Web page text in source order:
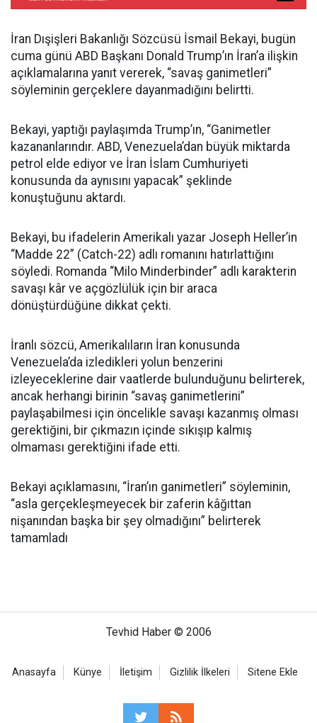
İran Dışişleri Bakanlığı Sözcüsü İsmail Bekayi, bugün
cuma günü ABD Başkanı Donald Trump’ın İran’a ilişkin
açıklamalarına yanıt vererek, “savaş ganimetleri”
söyleminin gerçeklere dayanmadığını belirtti.
Bekayi, yaptığı paylaşımda Trump’ın, “Ganimetler
kazananlarındır. ABD, Venezuela’dan büyük miktarda
petrol elde ediyor ve İran İslam Cumhuriyeti
konusunda da aynısını yapacak” şeklinde
konuştuğunu aktardı.
Bekayi, bu ifadelerin Amerikalı yazar Joseph Heller’in
“Madde 22” (Catch-22) adlı romanını hatırlattığını
söyledi. Romanda “Milo Minderbinder” adlı karakterin
savaşı kâr ve açgözlülük için bir araca
dönüştürdüğüne dikkat çekti.
İranlı sözcü, Amerikalıların İran konusunda
Venezuela’da izledikleri yolun benzerini
izleyeceklerine dair vaatlerde bulunduğunu belirterek,
ancak herhangi birinin “savaş ganimetlerini”
paylaşabilmesi için öncelikle savaşı kazanmış olması
gerektiğini, bir çıkmazın içinde sıkışıp kalmış
olmaması gerektiğini ifade etti.
Bekayi açıklamasını, “İran’ın ganimetleri” söyleminin,
“asla gerçekleşmeyecek bir zaferin kâğıttan
nişanından başka bir şey olmadığını” belirterek
tamamladı
Tevhid Haber © 2006
Anasayfa Künye İletişim Gizlilik İlkeleri Sitene Ekle